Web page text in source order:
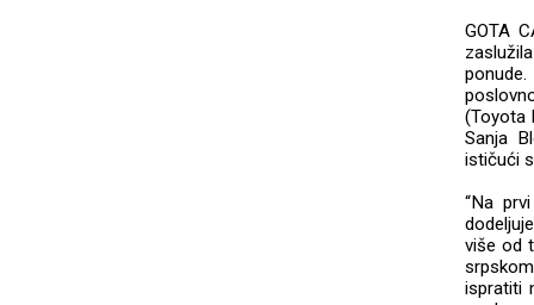
GOTA
(Toyota
Sanja
ističući
“Na
više od
ispratiti